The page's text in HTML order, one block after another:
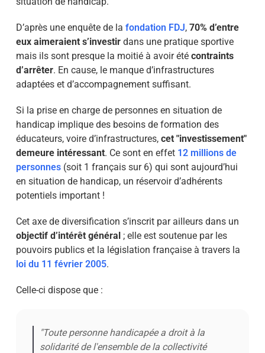
D’après une enquête de la fondation FDJ, 70% d’entre
eux aimeraient s’investirdans une pratique sportive
mais ils sont presque la moitié à avoir été contraints
d’arrêter. En cause, le manque d’infrastructures
adaptées et d’accompagnement suffisant.
Si la prise en charge de personnes en situation de
handicap implique des besoins de formation des
éducateurs, voire d’infrastructures, cet "investissement"
demeure intéressant. Ce sont en effet 12 millions de
personnes(soit 1 français sur 6) qui sont aujourd’hui
en situation de handicap, un réservoir d’adhérents
potentiels important !
Cet axe de diversification s’inscrit par ailleurs dans un
objectif d’intérêt général; elle est soutenue par les
pouvoirs publics et la législation française à travers la
loi du 11 février 2005.
Celle-ci dispose que :
"Toute personne handicapée a droit à la
solidarité de l'ensemble de la collectivité